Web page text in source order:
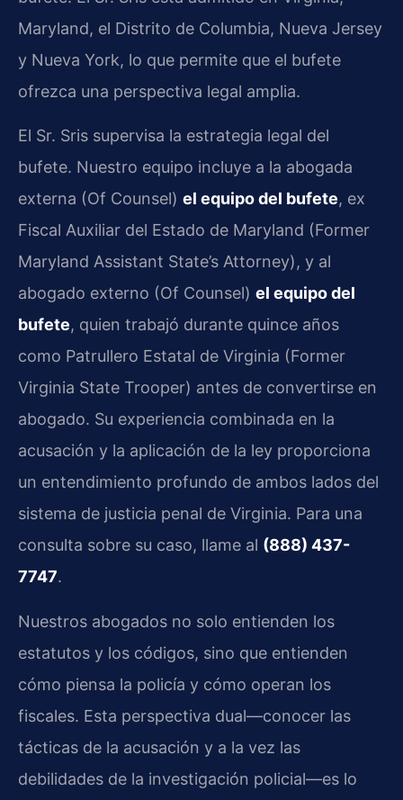
Maryland, el Distrito de Columbia, Nueva Jersey
y Nueva York, lo que permite que el bufete
ofrezca una perspectiva legal amplia.
El Sr. Sris supervisa la estrategia legal del
bufete. Nuestro equipo incluye a la abogada
externa (Of Counsel) el equipo del bufete, ex
Fiscal Auxiliar del Estado de Maryland (Former
Maryland Assistant State’s Attorney), y al
abogado externo (Of Counsel) el equipo del
bufete, quien trabajó durante quince años
como Patrullero Estatal de Virginia (Former
Virginia State Trooper) antes de convertirse en
abogado. Su experiencia combinada en la
acusación y la aplicación de la ley proporciona
un entendimiento profundo de ambos lados del
sistema de justicia penal de Virginia. Para una
consulta sobre su caso, llame al (888) 437-
7747.
Nuestros abogados no solo entienden los
estatutos y los códigos, sino que entienden
cómo piensa la policía y cómo operan los
fiscales. Esta perspectiva dual—conocer las
tácticas de la acusación y a la vez las
debilidades de la investigación policial—es lo